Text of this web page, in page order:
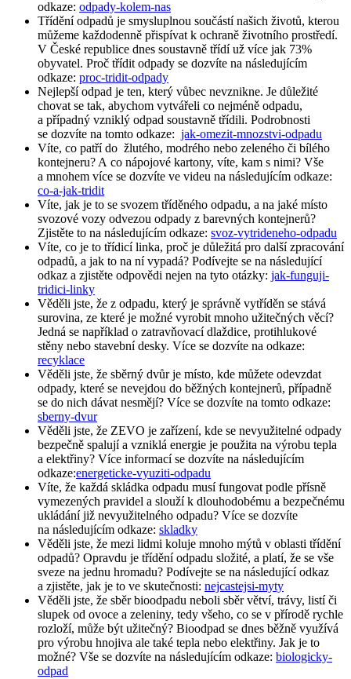
odkaze: odpady-kolem-nas
Třídění odpadů je smysluplnou součástí našich životů, kterou
můžeme každodenně přispívat k ochraně životního prostředí.
V České republice dnes soustavně třídí už více jak 73%
obyvatel. Proč třídit odpady se dozvíte na následujícím
odkaze: proc-tridit-odpady
Nejlepší odpad je ten, který vůbec nevznikne. Je důležité
chovat se tak, abychom vytvářeli co nejméně odpadu,
a případný vzniklý odpad soustavně třídili. Podrobnosti
se dozvíte na tomto odkaze: jak-omezit-mnozstvi-odpadu
Víte, co patří do žlutého, modrého nebo zeleného či bílého
kontejneru? A co nápojové kartony, víte, kam s nimi? Vše
a mnohem více se dozvíte ve videu na následujícím odkaze:
co-a-jak-tridit
Víte, jak je to se svozem tříděného odpadu, a na jaké místo
svozové vozy odvezou odpady z barevných kontejnerů?
Zjistěte to na následujícím odkaze: svoz-vytrideneho-odpadu
Víte, co je to třídicí linka, proč je důležitá pro další zpracování
odpadů, a jak to na ní vypadá? Podívejte se na následující
odkaz a zjistěte odpovědi nejen na tyto otázky: jak-funguji-
tridici-linky
Věděli jste, že z odpadu, který je správně vytříděn se stává
surovina, ze které je možné vyrobit mnoho užitečných věcí?
Jedná se například o zatravňovací dlaždice, protihlukové
stěny nebo stavební desky. Více se dozvíte na odkaze:
recyklace
Věděli jste, že sběrný dvůr je místo, kde můžete odevzdat
odpady, které se nevejdou do běžných kontejnerů, případně
se do nich dávat nesmějí? Více se dozvíte na tomto odkaze:
sberny-dvur
Věděli jste, že ZEVO je zařízení, kde se nevyužitelné odpady
bezpečně spalují a vzniklá energie je použita na výrobu tepla
a elektřiny? Více informací se dozvíte na následujícím
odkaze:energeticke-vyuziti-odpadu
Víte, že každá skládka odpadu musí fungovat podle přísně
vymezených pravidel a slouží k dlouhodobému a bezpečnému
ukládání již nevyužitelného odpadu? Více se dozvíte
na následujícím odkaze: skladky
Věděli jste, že mezi lidmi koluje mnoho mýtů v oblasti třídění
odpadů? Opravdu je třídění odpadu složité, a platí, že se vše
sveze na jednu hromadu? Podívejte se na následující odkaz
a zjistěte, jak je to ve skutečnosti: nejcastejsi-myty
Věděli jste, že sběr bioodpadu neboli sběr větví, trávy, listí či
slupek od ovoce a zeleniny, tedy všeho, co se v přírodě rychle
rozloží, může být užitečný? Bioodpad se dnes běžně využívá
pro výrobu hnojiva ale také tepla nebo elektřiny. Jak je to
možné? Vše se dozvíte na následujícím odkaze: biologicky-
odpad